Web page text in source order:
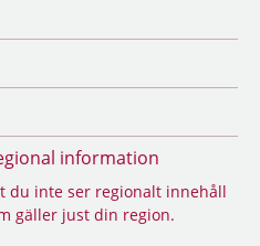
information
du inte ser regionalt innehåll
gäller just din region.